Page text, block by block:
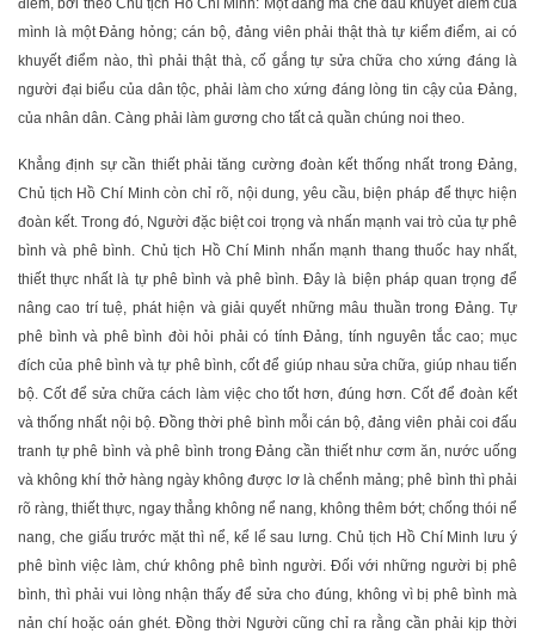
điểm, bởi theo Chủ tịch Hồ Chí Minh: Một đảng mà che dấu khuyết điểm của
mình là một Đảng hỏng; cán bộ, đảng viên phải thật thà tự kiểm điểm, ai có
khuyết điểm nào, thì phải thật thà, cố gắng tự sửa chữa cho xứng đáng là
người đại biểu của dân tộc, phải làm cho xứng đáng lòng tin cậy của Đảng,
của nhân dân. Càng phải làm gương cho tất cả quần chúng noi theo.
Khẳng định sự cần thiết phải tăng cường đoàn kết thống nhất trong Đảng,
Chủ tịch Hồ Chí Minh còn chỉ rõ, nội dung, yêu cầu, biện pháp để thực hiện
đoàn kết. Trong đó, Người đặc biệt coi trọng và nhấn mạnh vai trò của tự phê
bình và phê bình. Chủ tịch Hồ Chí Minh nhấn mạnh thang thuốc hay nhất,
thiết thực nhất là tự phê bình và phê bình. Đây là biện pháp quan trọng để
nâng cao trí tuệ, phát hiện và giải quyết những mâu thuần trong Đảng. Tự
phê bình và phê bình đòi hỏi phải có tính Đảng, tính nguyên tắc cao; mục
đích của phê bình và tự phê bình, cốt để giúp nhau sửa chữa, giúp nhau tiến
bộ. Cốt để sửa chữa cách làm việc cho tốt hơn, đúng hơn. Cốt để đoàn kết
và thống nhất nội bộ. Đồng thời phê bình mỗi cán bộ, đảng viên phải coi đấu
tranh tự phê bình và phê bình trong Đảng cần thiết như cơm ăn, nước uống
và không khí thở hàng ngày không được lơ là chểnh mảng; phê bình thì phải
rõ ràng, thiết thực, ngay thẳng không nể nang, không thêm bớt; chống thói nể
nang, che giấu trước mặt thì nể, kể lể sau lưng. Chủ tịch Hồ Chí Minh lưu ý
phê bình việc làm, chứ không phê bình người. Đối với những người bị phê
bình, thì phải vui lòng nhận thấy để sửa cho đúng, không vì bị phê bình mà
nản chí hoặc oán ghét. Đồng thời Người cũng chỉ ra rằng cần phải kịp thời